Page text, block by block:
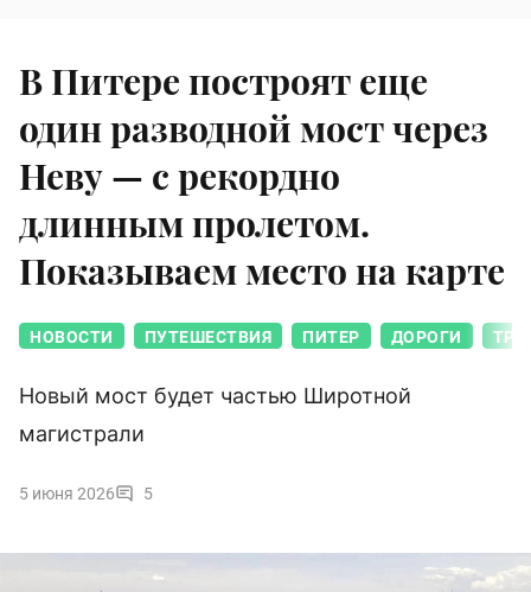
В Питере построят еще
один разводной мост через
Неву — с рекордно
длинным пролетом.
Показываем место на карте
НОВОСТИ ПУТЕШЕСТВИЯ ПИТЕР ДОРОГИ
Новый мост будет частью Широтной
магистрали
5 июня 2026 5